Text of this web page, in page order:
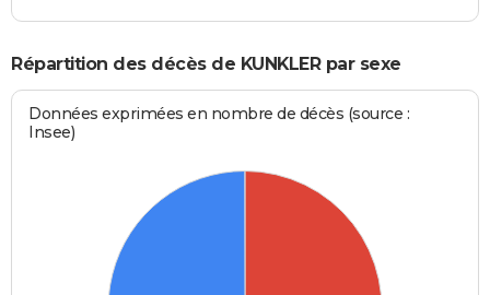
Répartition des décès de KUNKLER par sexe
Données exprimées en nombre de décès (source :
Insee)